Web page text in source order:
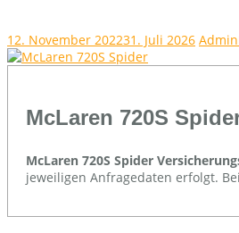
12. November 202231. Juli 2026 Admin
McLaren 720S
McLaren 720S Spider
jeweiligen Anfragedaten erfolgt.